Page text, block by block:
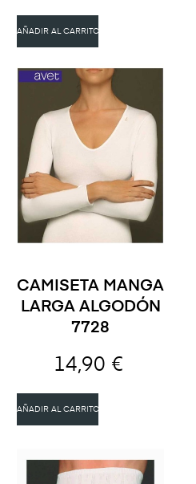
AÑADIR AL CARRITO
CAMISETA MANGA
LARGA ALGODÓN
7728
14,90 €
AÑADIR AL CARRITO